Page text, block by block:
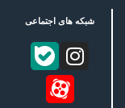
شبکه های اجتماعی